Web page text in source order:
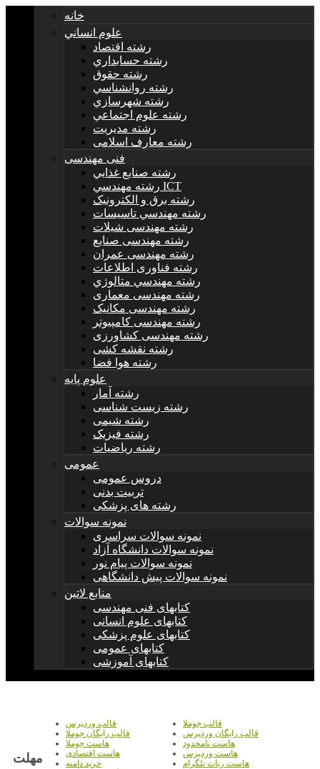
خانه
علوم انساني
رشته اقتصاد
رشته حسابداري
رشته حقوق
رشته روانشناسي
رشته شهرسازي
رشته علوم اجتماعي
رشته مديريت
رشته معارف اسلامی
فنی مهندسی
رشته صنايع غذايي
رشته مهندسي ICT
رشته برق و الکترونيک
رشته مهندسي تاسيسات
رشته مهندسی شیلات
رشته مهندسی صنایع
رشته مهندسی عمران
رشته فناوری اطلاعات
رشته مهندسي متالوژي
رشته مهندسی معماری
رشته مهندسی مکانیک
رشته مهندسی کامپیوتر
رشته مهندسی کشاورزی
رشته نقشه کشی
رشته هوا فضا
علوم پایه
رشته آمار
رشته زیست شناسی
رشته شیمی
رشته فیزیک
رشته ریاضیات
عمومی
دروس عمومی
تربیت بدنی
رشته های پزشکی
نمونه سوالات
نمونه سوالات سراسری
نمونه سوالات دانشگاه آزاد
نمونه سوالات پیام نور
نمونه سوالات پیش دانشگاهی
منابع لاتین
کتابهای فنی مهندسی
کتابهای علوم انسانی
کتابهای علوم پزشکی
کتابهای عمومی
کتابهای آموزشی
قالب جوملا
قالب وردپرس
قالب رایگان وردپرس
قالب رایگان جوملا
هاست نامحدود
هاست جوملا
هاست وردپرس
هاست اقتصادی
هاست ربات تلگرام
خرید دامنه
مهلت